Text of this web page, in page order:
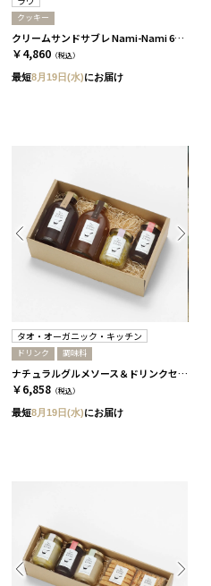
クッキー
クリームサンドサブレ Nami-Nami 6本入［ラウ］
￥4,860 （税込）
最短8月19日(水)にお届け
タオ・オーガニック・キッチン
ドリンク 調味料
ナチュラルグルメソース＆ドリンクセット［タオ・オーガニック・キッチン］
￥6,858 （税込）
最短8月19日(水)にお届け